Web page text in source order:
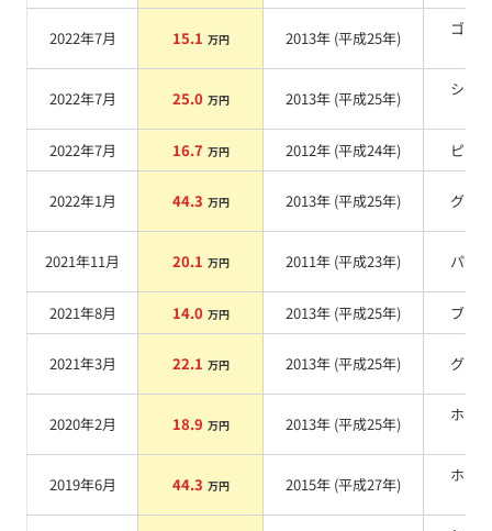
2022年7月 15.1 万円 2013年 (平成25年)
ゴー
2022年7月 25.0 万円 2013年 (平成25年)
シル
2022年7月
16.7 万円 2012年 (平成24年) ピンク
2022年1月 44.3 万円 2013年 (平成25年) グレー
2021年11月 20.1 万円 2011年 (平成23年) パール
2021年8月 14.0 万円 2013年 (平成25年) ブルー
2021年3月 22.1 万円 2013年 (平成25年) グレー
2020年2月 18.9 万円 2013年 (平成25年)
ホワ
2019年6月 44.3 万円 2015年 (平成27年)
ホワ